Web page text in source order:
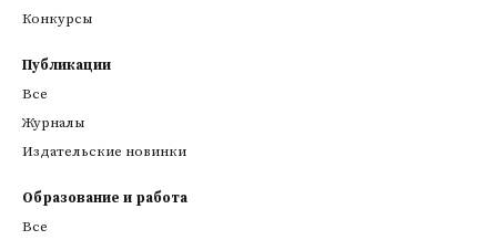
Конкурсы
Публикации
Все
Журналы
Издательские новинки
Образование и работа
Все